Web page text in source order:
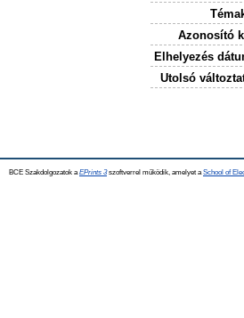
Azonosító
Elhelyezés
Utolsó
BCE Szakdolgozatok a EPrints 3szoftverrel működik, amelyet a School of